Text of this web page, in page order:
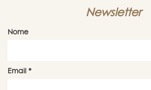
Newsletter
Nome
Email *